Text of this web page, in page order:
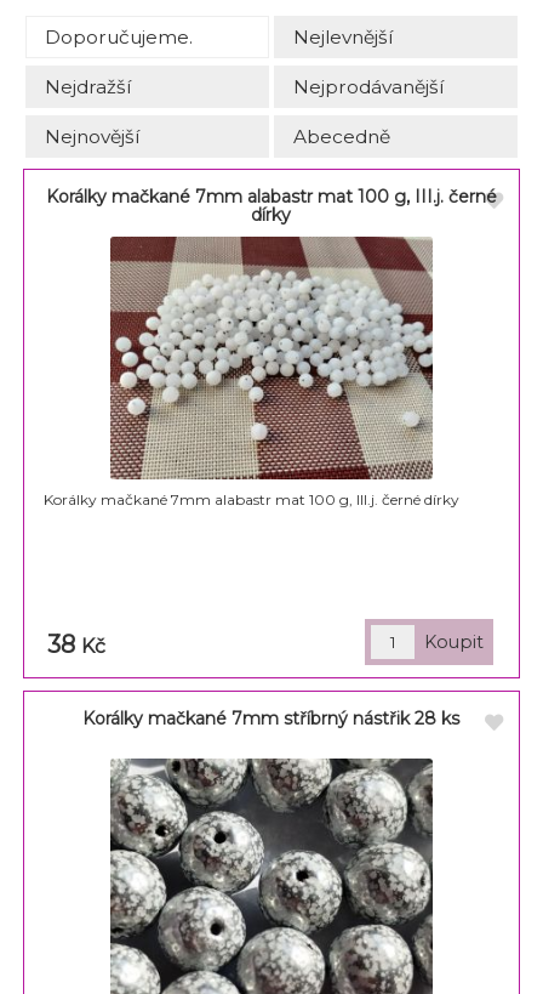
Doporučujeme. Nejlevnější
Nejdražší Nejprodávanější
Nejnovější Abecedně
Korálky mačkané 7mm alabastr mat 100 g, III.j. černé
dírky
Korálky mačkané 7mm alabastr mat 100 g, III.j. černé dírky
38 Kč
Korálky mačkané 7mm stříbrný nástřik 28 ks